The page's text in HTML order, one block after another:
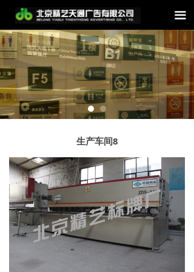
끀
生产车间8